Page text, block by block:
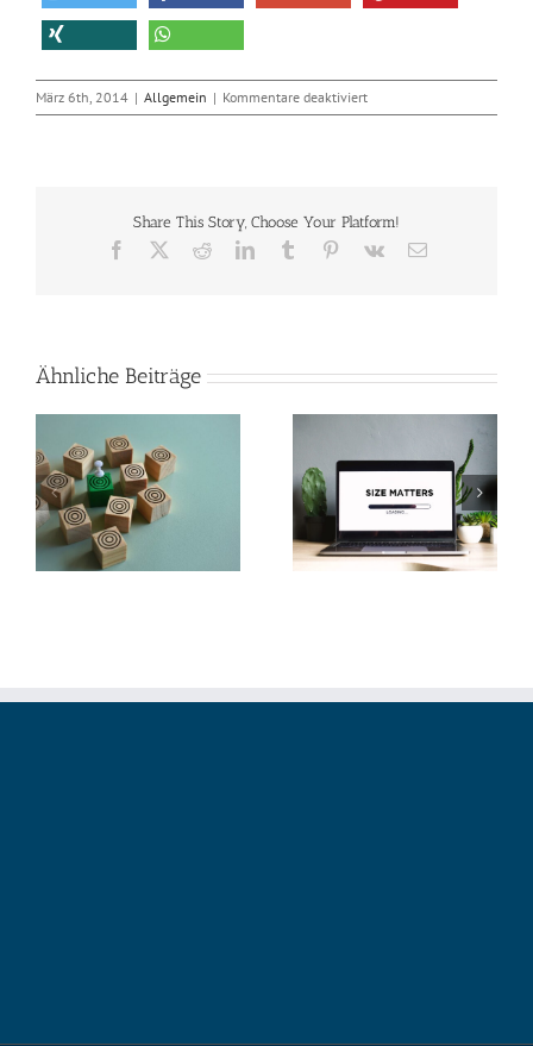
März 6th, 2014 | Allgemein | Kommentare deaktiviertfür
Skype
KitKat
den
Share This Story, Choose Your Platform!
Facebook RedditLinkedInTumblr Pinterest
Vk
E-
Ähnliche Beiträge
So verkleinerst du
Bilder in Photoshop
und machst deine
Webseite schneller
Perfekte Video-
Beleuchtung mit nur
zwei Lichtquellen